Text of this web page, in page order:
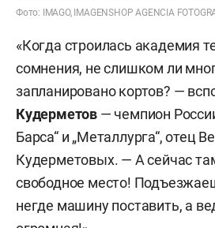
Фото: IMAGO, IMAGENSHOP AGENCIA
«Когда строилась академия
сомнения, не слишком ли
запланировано кортов? —
Кудерметов — чемпион
Барса“ и „Металлурга“, отец
Кудерметовых. — А сейчас
свободное место!
негде машину поставить, а